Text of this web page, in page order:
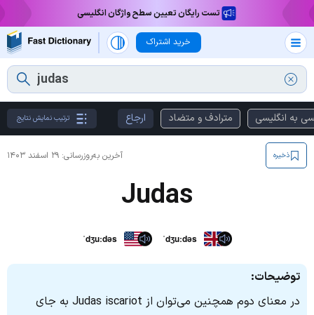
تست رایگان تعیین سطح واژگان انگلیسی
خرید اشتراک
به انگلیسی مترادف و متضاد ارجاع ترتیب نمایش نتایج
آخرین به‌روزرسانی: ۲۹ اسفند ۱۴۰۳ ذخیره
Judas
ˈdʒuːdəs ˈdʒuːdəs
توضیحات:
در معنای دوم همچنین می‌توان از Judas iscariot به‌ جای